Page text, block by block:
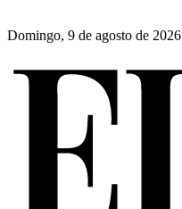
Domingo, 9 de agosto de 2026